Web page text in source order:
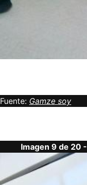
Fuente: Gamze soy
Imagen 9 de 20 -